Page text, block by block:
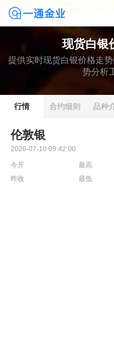
现货白银
提供实时现货白银价格走
势分析
行情 合约细则 品种
伦敦银
2026-07-10 09:42:00
今开
最高
昨收
最低